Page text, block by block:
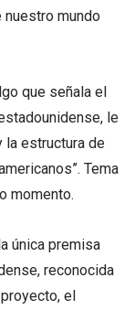
mundo
que señala el
le
estructura de
Tema
momento.
única premisa
reconocida
el